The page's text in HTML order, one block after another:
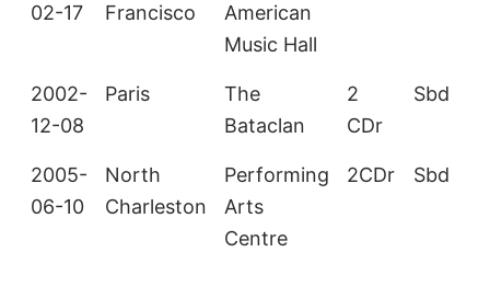
02-17
Francisco
American
Music Hall
2002-
12-08
Paris
The
Bataclan
2
CDr
Sbd
2005-
06-10
North
Charleston
Performing
Arts
Centre
2CDr Sbd